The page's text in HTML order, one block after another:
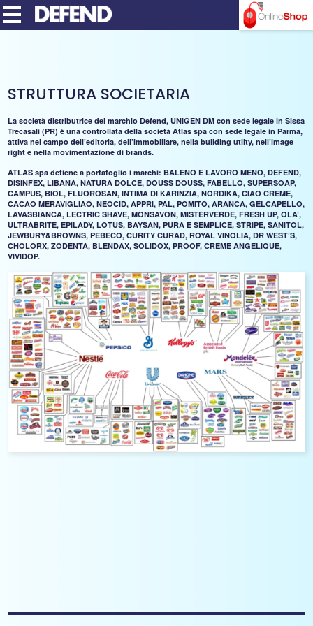
MENU
STRUTTURA SOCIETARIA
La società distributrice del marchio Defend, UNIGEN DM con sede legale in Sissa
Trecasali (PR) è una controllata della società Atlas spa con sede legale in Parma,
attiva nel campo dell’editoria, dell’immobiliare, nella building utilty, nell’image
right e nella movimentazione di brands.
ATLAS spa detiene a portafoglio i marchi: BALENO E LAVORO MENO, DEFEND,
DISINFEX, LIBANA, NATURA DOLCE, DOUSS DOUSS, FABELLO, SUPERSOAP,
CAMPUS, BIOL, FLUOROSAN, INTIMA DI KARINZIA, NORDIKA, CIAO CREME,
CACAO MERAVIGLIAO, NEOCID, APPRI, PAL, POMITO, ARANCA, GELCAPELLO,
LAVASBIANCA, LECTRIC SHAVE, MONSAVON, MISTERVERDE, FRESH UP, OLA’,
ULTRABRITE, EPILADY, LOTUS, BAYSAN, PURA E SEMPLICE, STRIPE, SANITOL,
JEWBURY&BROWNS, PEBECO, CURITY CURAD, ROYAL VINOLIA, DR WEST’S,
CHOLORX, ZODENTA, BLENDAX, SOLIDOX, PROOF, CREME ANGELIQUE,
VIVIDOP.